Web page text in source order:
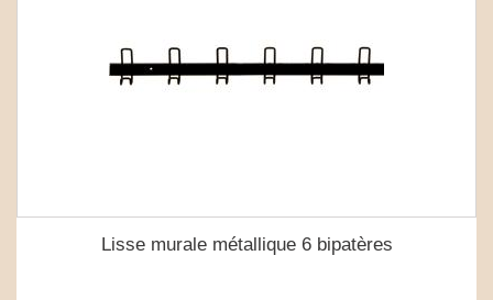
Lisse murale métallique 6 bipatères